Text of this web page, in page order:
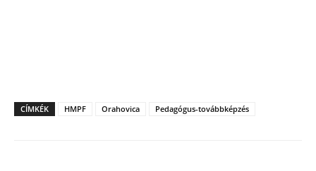
CÍMKÉK HMPF Orahovica Pedagógus-továbbképzés